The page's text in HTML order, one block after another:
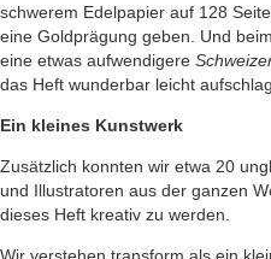
schwerem Edelpapier auf 128
eine Goldprägung geben. Und
eine etwas aufwendigere
das Heft wunderbar leicht
Ein kleines Kunstwerk
Zusätzlich konnten wir etwa 20
und Illustratoren aus der ganzen
dieses Heft kreativ zu werden.
Wir verstehen transform als ein